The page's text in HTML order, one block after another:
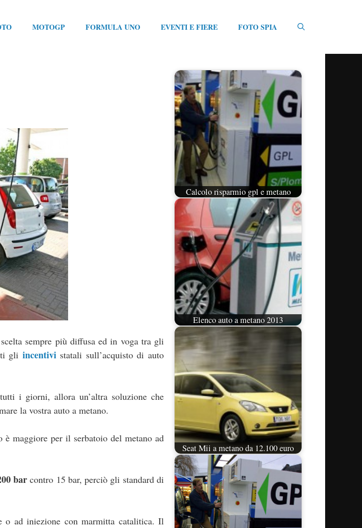
MOTOGP FORMULA UNO EVENTI E FIERE FOTO SPIA
sempre più diffusa ed in voga tra gli
gli incentivistatali sull’acquisto di auto
i giorni, allora un’altra soluzione che
la vostra auto a metano.
maggiore per il serbatoio del metano ad
bar contro 15 bar, perciò gli standard di
o ad iniezione con marmitta catalitica. Il
Calcolo risparmio gpl e metano
Elenco auto a metano 2013
Seat Mii a metano da 12.100 euro